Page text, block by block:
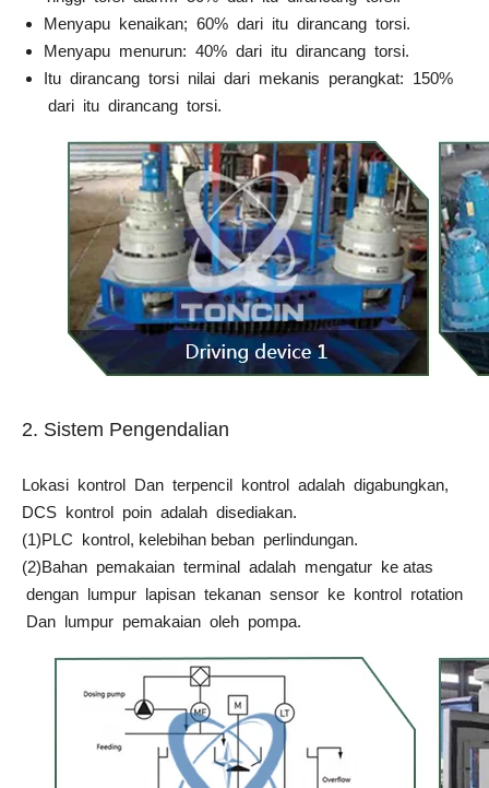
Menyapu kenaikan; 60% dari itu dirancang torsi.
Menyapu menurun: 40% dari itu dirancang torsi.
Itu dirancang torsi nilai dari mekanis perangkat: 150%
dari itu dirancang torsi.
2. Sistem Pengendalian
Lokasi kontrol Dan terpencil kontrol adalah digabungkan,
DCS kontrol poin adalah disediakan.
(1)PLC kontrol, kelebihan beban perlindungan.
(2)Bahan pemakaian terminal adalah mengatur ke atas
dengan lumpur lapisan tekanan sensor ke kontrol rotation
Dan lumpur pemakaian oleh pompa.